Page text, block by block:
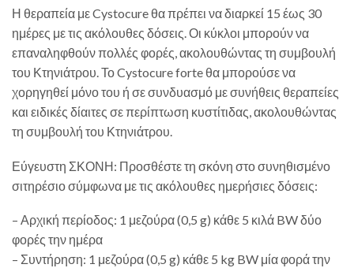
Η θεραπεία με Cystocure θα πρέπει να διαρκεί 15 έως 30
ημέρες με τις ακόλουθες δόσεις. Οι κύκλοι μπορούν να
επαναληφθούν πολλές φορές, ακολουθώντας τη συμβουλή
του Κτηνιάτρου. Το Cystocure forte θα μπορούσε να
χορηγηθεί μόνο του ή σε συνδυασμό με συνήθεις θεραπείες
και ειδικές δίαιτες σε περίπτωση κυστίτιδας, ακολουθώντας
τη συμβουλή του Κτηνιάτρου.
Εύγευστη ΣΚΟΝΗ: Προσθέστε τη σκόνη στο συνηθισμένο
σιτηρέσιο σύμφωνα με τις ακόλουθες ημερήσιες δόσεις:
– Αρχική περίοδος: 1 μεζούρα (0,5 g) κάθε 5 κιλά BW δύο
φορές την ημέρα
– Συντήρηση: 1 μεζούρα (0,5 g) κάθε 5 kg BW μία φορά την